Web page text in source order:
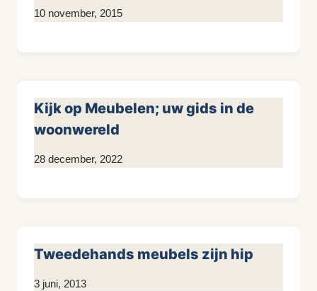
Door
10 november, 2015
Kijk op Meubelen; uw gids in de
woonwereld
Door
28 december, 2022
Tweedehands meubels zijn hip
Door
3 juni, 2013